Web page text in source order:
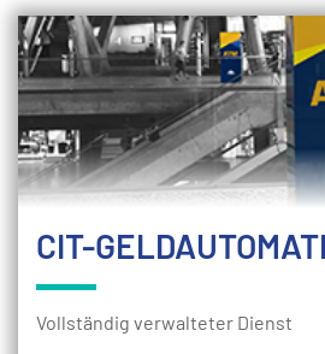
CIT-
Vollständig verwalteter Dienst